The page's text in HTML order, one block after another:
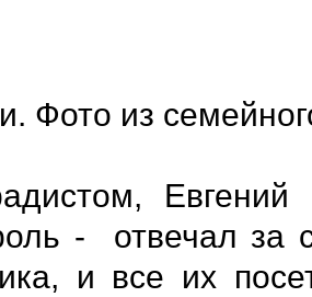
Фото из
- отвечал за
и все их